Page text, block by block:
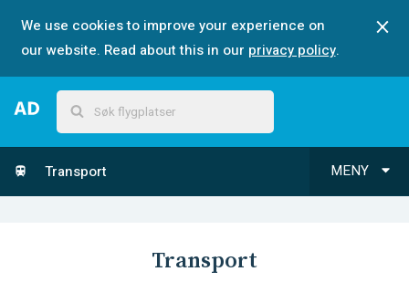
We use cookies to improve your experience on
our website. Read about this in our privacy policy.
MENY
Transport
Transport